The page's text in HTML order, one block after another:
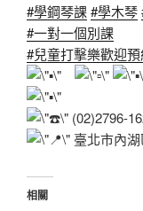
#學鋼琴課#學木琴
#一對一個別課
#兒童打擊樂歡迎
(02)2796-
臺北市內
相關